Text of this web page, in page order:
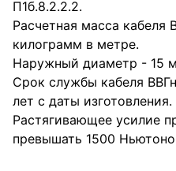
П1б.8.2.2.2.
Расчетная масса кабеля
килограмм в метре.
Наружный диаметр - 15
Срок службы кабеля
лет с даты изготовления.
Растягивающее усилие
превышать 1500